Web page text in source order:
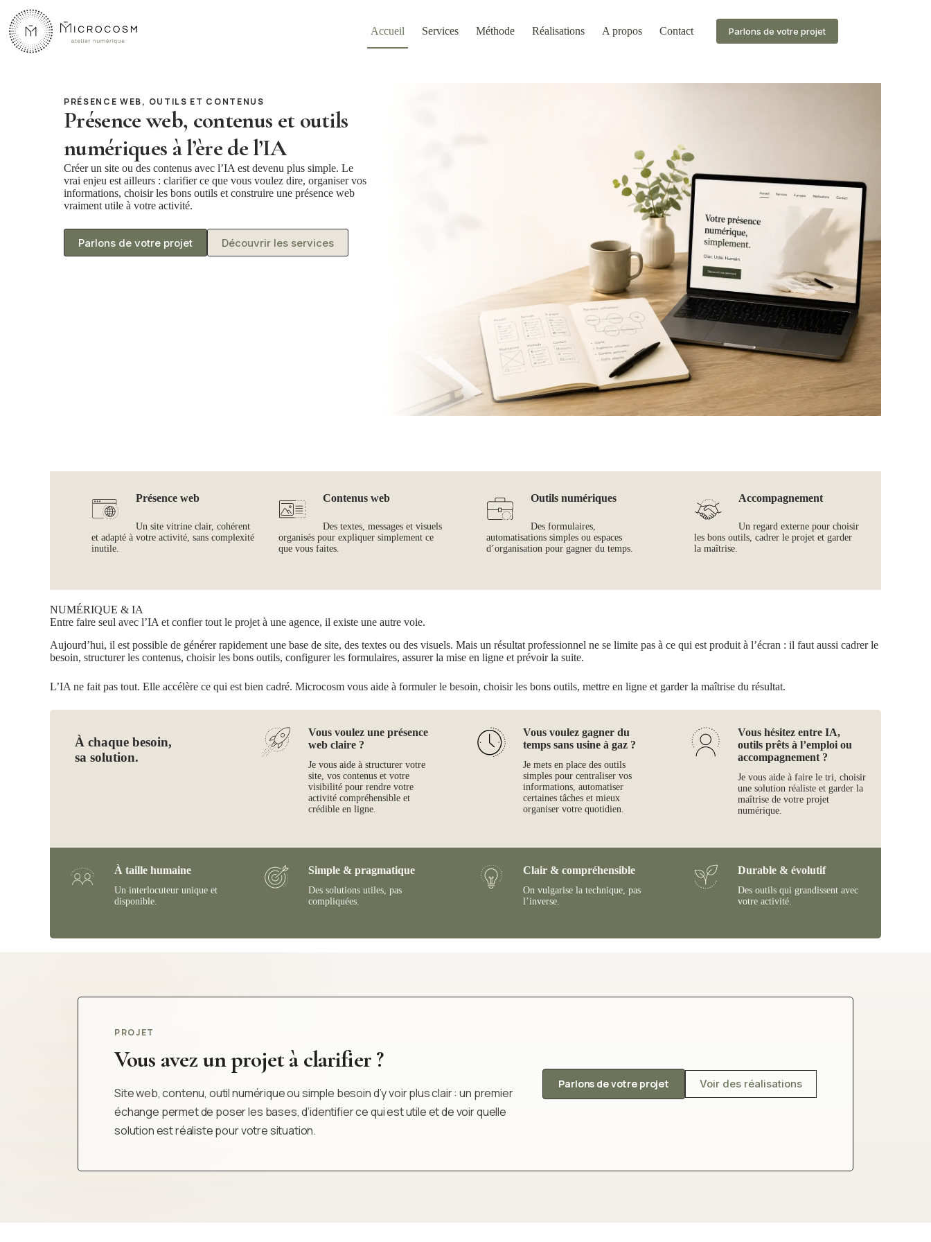
contenu
Accueil Services Méthode Réalisations A propos Contact Parlons de votre projet
PRÉSENCE WEB, OUTILS ET CONTENUS
Présence web, contenus et outils
numériques à l’ère de l’IA
Créer un site ou des contenus avec l’IA est devenu plus simple. Le
vrai enjeu est ailleurs : clarifier ce que vous voulez dire, organiser vos
informations, choisir les bons outils et construire une présence web
vraiment utile à votre activité.
Parlons de votre projet Découvrir les services
Présence web
Un site vitrine clair, cohérent
et adapté à votre activité, sans complexité
inutile.
Contenus web
Des textes, messages et visuels
organisés pour expliquer simplement ce
que vous faites.
Outils numériques
Des formulaires,
automatisations simples ou espaces
d’organisation pour gagner du temps.
Accompagnement
Un regard externe pour choisir
les bons outils, cadrer le projet et garder
la maîtrise.
NUMÉRIQUE & IA
Entre faire seul avec l’IA et confier tout le projet à une agence, il existe une autre voie.
Aujourd’hui, il est possible de générer rapidement une base de site, des textes ou des visuels. Mais un résultat professionnel ne se limite pas à ce qui est produit à l’écran : il faut aussi cadrer le
besoin, structurer les contenus, choisir les bons outils, configurer les formulaires, assurer la mise en ligne et prévoir la suite.
L’IA ne fait pas tout. Elle accélère ce qui est bien cadré. Microcosm vous aide à formuler le besoin, choisir les bons outils, mettre en ligne et garder la maîtrise du résultat.
À chaque besoin,
sa solution.
Vous voulez une présence
web claire ?
Je vous aide à structurer votre
site, vos contenus et votre
visibilité pour rendre votre
activité compréhensible et
crédible en ligne.
Vous voulez gagner du
temps sans usine à gaz ?
Je mets en place des outils
simples pour centraliser vos
informations, automatiser
certaines tâches et mieux
organiser votre quotidien.
Vous hésitez entre IA,
outils prêts à l’emploi ou
accompagnement ?
Je vous aide à faire le tri, choisir
une solution réaliste et garder la
maîtrise de votre projet
numérique.
À taille humaine
Un interlocuteur unique et
disponible.
Simple & pragmatique
Des solutions utiles, pas
compliquées.
Clair & compréhensible
On vulgarise la technique, pas
l’inverse.
Durable & évolutif
Des outils qui grandissent avec
votre activité.
PROJET
Vous avez un projet à clarifier ?
Site web, contenu, outil numérique ou simple besoin d’y voir plus clair : un premier
échange permet de poser les bases, d’identifier ce qui est utile et de voir quelle
solution est réaliste pour votre situation.
Parlons de votre projet Voir des réalisations